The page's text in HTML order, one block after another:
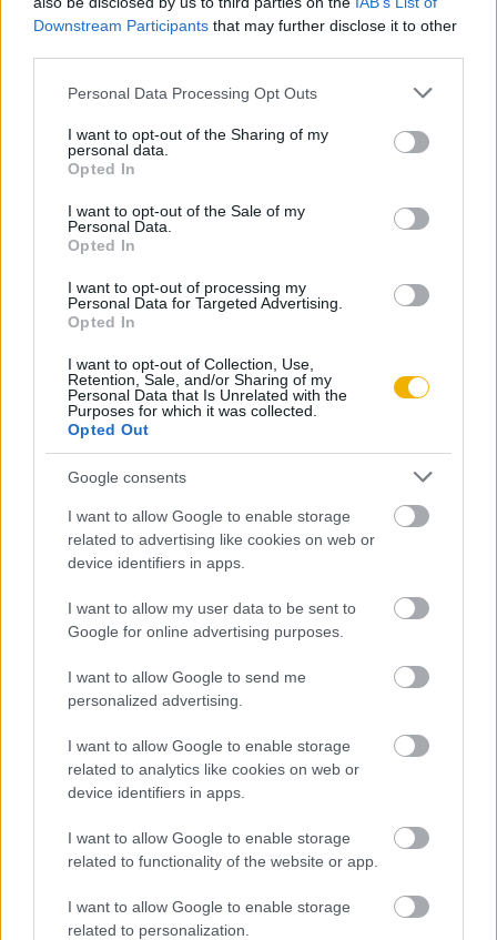
Downstream Participants that may further disclose it to other
Please note that this website/app uses one or more Google
not limited to your visit or usage behaviour. You may click to
grant or deny consent to Google and its third-party tags to
use your data for below specified purposes in below Google
consent section.
Personal Data Processing Opt Outs
I want to opt-out of the Sharing of my
personal data.
Opted In
I want to opt-out of the Sale of my
Personal Data.
Opted In
I want to opt-out of processing my
Personal Data for Targeted Advertising.
Opted In
I want to opt-out of Collection, Use,
Retention, Sale, and/or Sharing of my
Personal Data that Is Unrelated with the
Purposes for which it was collected.
Opted Out
Google consents
I want to allow Google to enable storage
related to advertising like cookies on web or
device identifiers in apps.
I want to allow my user data to be sent to
Google for online advertising purposes.
I want to allow Google to send me
personalized advertising.
I want to allow Google to enable storage
related to analytics like cookies on web or
device identifiers in apps.
I want to allow Google to enable storage
related to functionality of the website or app.
I want to allow Google to enable storage
related to personalization.
ki!
Már előfizetőnk?Ha már regisztrált a Rubicon
Online-on, kattintson ide:
rendelkezik felhasználói fiókkal, kattintson ide:
Szerző
Ablonczy Balázs
Ismerje meg
A szerző cikkei
Tananyag
Magyar történelem
Magyarország a két világháború között
A revízió lépései és politikai következményei
Magyarországon. Teleki második
A revízió lépései és politikai
második miniszterelnöksége (kiegészítő
irodalom)